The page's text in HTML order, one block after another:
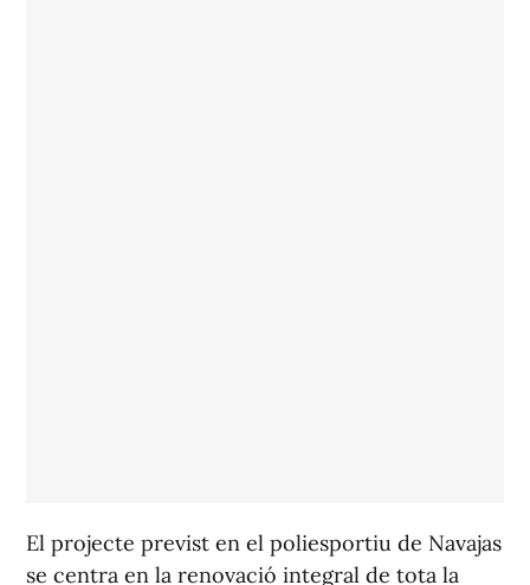
El projecte previst en el poliesportiu de Navajas
se centra en la renovació integral de tota la